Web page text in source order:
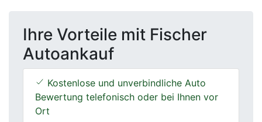
Ihre Vorteile mit Fischer
Autoankauf
Kostenlose und unverbindliche Auto
Bewertung telefonisch oder bei Ihnen vor
Ort